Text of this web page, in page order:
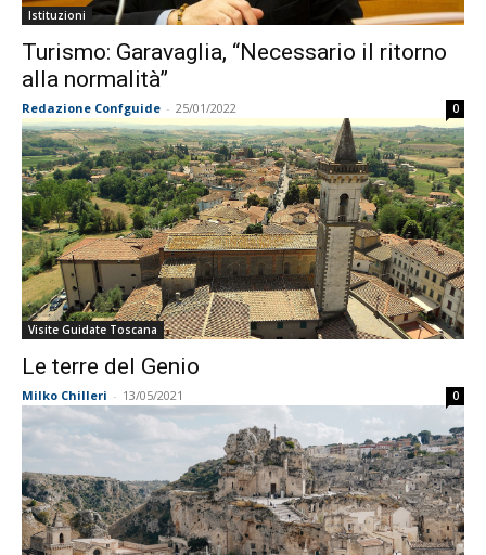
Istituzioni
Turismo: Garavaglia, “Necessario il ritorno
alla normalità”
Redazione Confguide - 25/01/2022 0
Visite Guidate Toscana
Le terre del Genio
Milko Chilleri - 13/05/2021 0